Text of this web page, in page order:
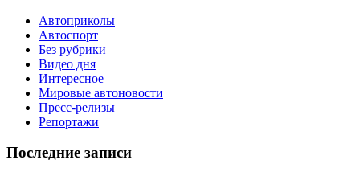
Автоприколы
Автоспорт
Без рубрики
Видео дня
Интересное
Мировые автоновости
Пресс-релизы
Репортажи
Последние записи